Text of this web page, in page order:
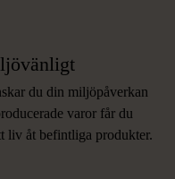
du din miljöpåverkan
varor får du
liv åt befintliga produkter.